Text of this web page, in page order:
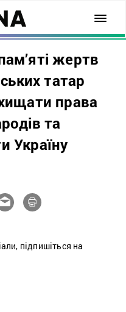
жертв
татар
права
та
Україну
підпишіться на